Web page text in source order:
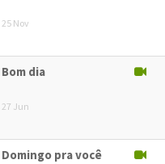
25 Nov
Bom dia
27 Jun
Domingo pra você